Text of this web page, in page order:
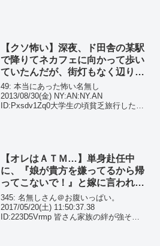
【クソ怖い】深夜、ド田舎の某駅
で降りてネカフェに向かって歩い
ていたんだが、街灯もなく辺りは
真っ暗で林が近付いてきて…
49: 本当にあった怖い名無し
2013/08/30(金) NY:AN:NY.AN
ID:Pxsdv1Zq0大学生の頃貧乏旅行した時
【オレはＡＴＭ…】単身赴任中
に、『娘が貴方を嫌ってるから帰
ってこないで！』と嫁に言われて
しまった。流石に酷すぎるんだ
が…
345: 名無しさん＠お腹いっぱい。
2017/05/20(土) 11:50:37.38
ID:223D5Vrmp 皆さん家族の絆が強そう